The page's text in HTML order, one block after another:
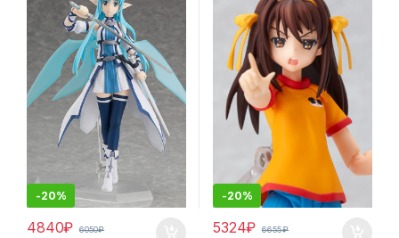
-20%
4840₽ 6050₽
-20%
5324₽ 6655₽